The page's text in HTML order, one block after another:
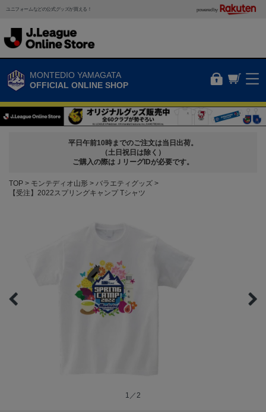
ユニフォームなどの公式グッズが買える！ powered by
MONTEDIO YAMAGATA
OFFICIAL ONLINE SHOP
平日午前10時までのご注文は当日出荷。
（土日祝日は除く）
ご購入の際はＪリーグIDが必要です。
TOP モンテディオ山形
バラエティグッズ
【受注】2022スプリングキャンプ Tシャツ
1／2